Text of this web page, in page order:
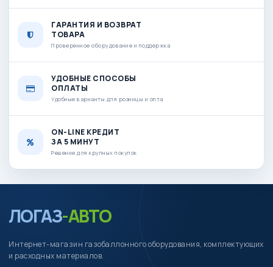
ГАРАНТИЯ И ВОЗВРАТ
ТОВАРА
Проверенное оборудование и поддержка
УДОБНЫЕ СПОСОБЫ
ОПЛАТЫ
Удобные варианты для розницы и опта
ON-LINE КРЕДИТ
ЗА 5 МИНУТ
Решение для крупных покупок
ЛОГАЗ-АВТО
Интернет-магазин газобаллонного оборудования, комплектующих
и расходных материалов.